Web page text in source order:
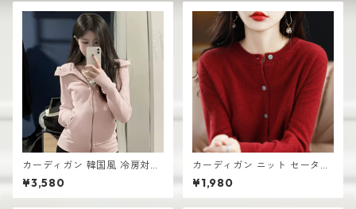
カーディガン 韓国風 冷房対策
ルームウェア レディース 羽織
り
¥3,580
カーディガン ニット セーター
レディース おしゃれ 可愛い シ
ンプル
¥1,980